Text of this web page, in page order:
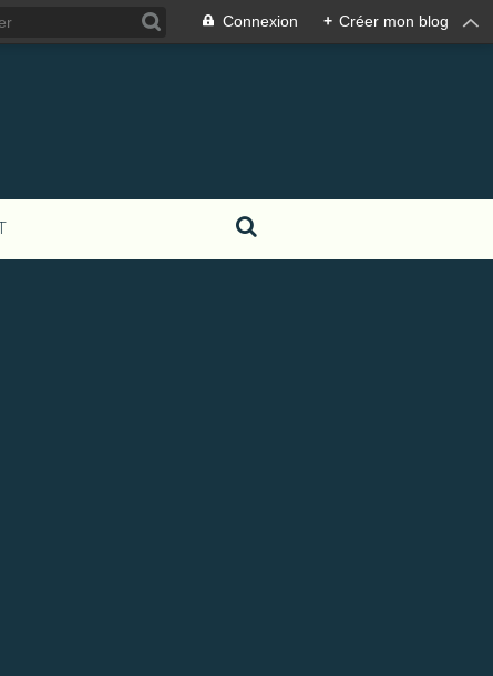
Connexion + Créer mon blog